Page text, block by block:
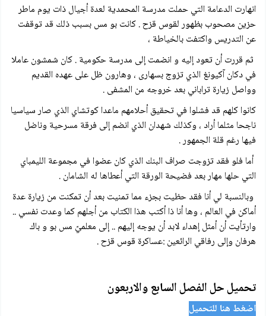
انهارت الدعامة التي حملت مدرسة المحمدية لعدة أجيال ذات يوم ماطر
حزين مصحوب بظهور لقوس قزح . كانت بو مس بسبب ذلك قد توقفت
عن التدريس واكتفت بالخياطة ،
ثم قررت أن تعود إليه و انضمت إلى مدرسة حكومية . كان شمشون عاملا
في دكان آكيونغ الذي تزوج بسهارى ، وهارون ظل على عهده القديم
وواصل زيارة تراباني بعد خروجه من المشفى .
كانوا كلهم قد فشلوا في تحقيق أحلامهم ماعدا كوتشاي الذي صار سياسيا
ناجحا مثلما أراد ، وكذلك شهدان الذي انضم إلى فرقة مسرحية وناضل
فيها رغم قلة الجمهور .
أما فلو فقد تزوجت صراف البنك الذي كان عضوا في مجموعة الليمباي
التي حلها مهار بعد فضيحة الورقة التي أعطاها له الشامان .
وبالنسبة لي أنا فقد حظيت بجزء مما تمنيت بعد أن تمكنت من زيارة عدة
أماكن في العالم ، وها أنا ذا أكتب هذا الكتاب من أجلهم كما وعدت نفسي ..
وارتأيت أن أمثل إهداء لابد أن يوجه إليهم .. إلى معلميّ مس بو و باك
هرفان وإلى رفاقي الرائعين :عساكرة قوس قزح .
تحميل حل الفصل السابع والاربعون
اضغط هنا للتحميل